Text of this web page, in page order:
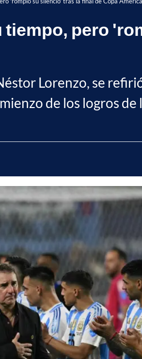
pero
Lorenzo, se
de los logros de